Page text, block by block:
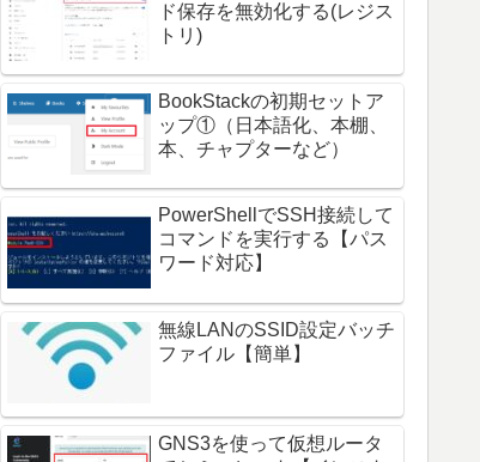
ド保存を無効化する(レジス
トリ)
BookStackの初期セットア
ップ①（日本語化、本棚、
本、チャプターなど）
PowerShellでSSH接続して
コマンドを実行する【パス
ワード対応】
無線LANのSSID設定バッチ
ファイル【簡単】
GNS3を使って仮想ルータ